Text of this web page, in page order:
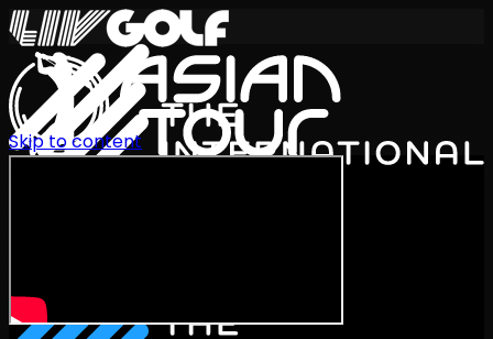
Skip to content